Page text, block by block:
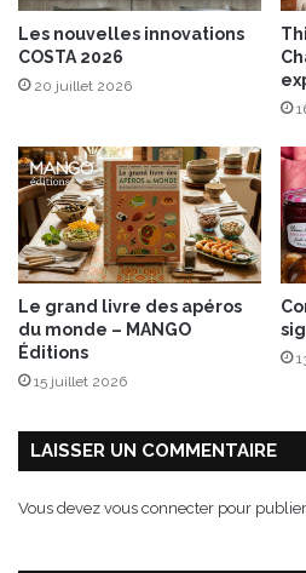
t
a
t
i
à
1
8
0
°
o
,
s
u
i
t
d
é
n
a
Les nouvelles innovations
COSTA 2026
20 juillet 2026
Le grand livre des apéros
du monde – MANGO
Éditions
15 juillet 2026
LAISSER UN COMMENTAIRE
Vous devez vous connecter pour